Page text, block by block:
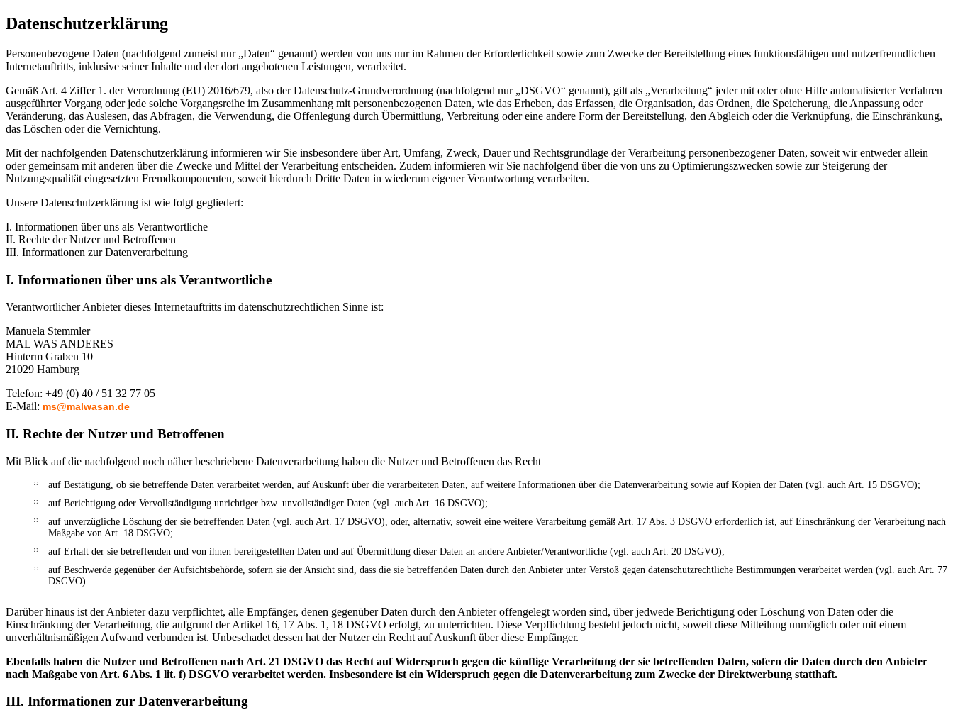
Datenschutzerklärung
Personenbezogene Daten (nachfolgend zumeist nur „Daten“ genannt) werden von uns nur im Rahmen der Erforderlichkeit sowie zum Zwecke der Bereitstellung eines funktionsfähigen und nutzerfreundlichen
Internetauftritts, inklusive seiner Inhalte und der dort angebotenen Leistungen, verarbeitet.
Gemäß Art. 4 Ziffer 1. der Verordnung (EU) 2016/679, also der Datenschutz-Grundverordnung (nachfolgend nur „DSGVO“ genannt), gilt als „Verarbeitung“ jeder mit oder ohne Hilfe automatisierter Verfahren
ausgeführter Vorgang oder jede solche Vorgangsreihe im Zusammenhang mit personenbezogenen Daten, wie das Erheben, das Erfassen, die Organisation, das Ordnen, die Speicherung, die Anpassung oder
Veränderung, das Auslesen, das Abfragen, die Verwendung, die Offenlegung durch Übermittlung, Verbreitung oder eine andere Form der Bereitstellung, den Abgleich oder die Verknüpfung, die Einschränkung,
das Löschen oder die Vernichtung.
Mit der nachfolgenden Datenschutzerklärung informieren wir Sie insbesondere über Art, Umfang, Zweck, Dauer und Rechtsgrundlage der Verarbeitung personenbezogener Daten, soweit wir entweder allein
oder gemeinsam mit anderen über die Zwecke und Mittel der Verarbeitung entscheiden. Zudem informieren wir Sie nachfolgend über die von uns zu Optimierungszwecken sowie zur Steigerung der
Nutzungsqualität eingesetzten Fremdkomponenten, soweit hierdurch Dritte Daten in wiederum eigener Verantwortung verarbeiten.
Unsere Datenschutzerklärung ist wie folgt gegliedert:
I. Informationen über uns als Verantwortliche
II. Rechte der Nutzer und Betroffenen
III. Informationen zur Datenverarbeitung
I. Informationen über uns als Verantwortliche
Verantwortlicher Anbieter dieses Internetauftritts im datenschutzrechtlichen Sinne ist:
Manuela Stemmler
MAL WAS ANDERES
Hinterm Graben 10
21029 Hamburg
Telefon: +49 (0) 40 / 51 32 77 05
E-Mail: ms@malwasan.de
II. Rechte der Nutzer und Betroffenen
Mit Blick auf die nachfolgend noch näher beschriebene Datenverarbeitung haben die Nutzer und Betroffenen das Recht
auf Bestätigung, ob sie betreffende Daten verarbeitet werden, auf Auskunft über die verarbeiteten Daten, auf weitere Informationen über die Datenverarbeitung sowie auf Kopien der Daten (vgl. auch Art. 15 DSGVO);
auf Berichtigung oder Vervollständigung unrichtiger bzw. unvollständiger Daten (vgl. auch Art. 16 DSGVO);
auf unverzügliche Löschung der sie betreffenden Daten (vgl. auch Art. 17 DSGVO), oder, alternativ, soweit eine weitere Verarbeitung gemäß Art. 17 Abs. 3 DSGVO erforderlich ist, auf Einschränkung der Verarbeitung nach
Maßgabe von Art. 18 DSGVO;
auf Erhalt der sie betreffenden und von ihnen bereitgestellten Daten und auf Übermittlung dieser Daten an andere Anbieter/Verantwortliche (vgl. auch Art. 20 DSGVO);
auf Beschwerde gegenüber der Aufsichtsbehörde, sofern sie der Ansicht sind, dass die sie betreffenden Daten durch den Anbieter unter Verstoß gegen datenschutzrechtliche Bestimmungen verarbeitet werden (vgl. auch Art. 77
DSGVO).
Darüber hinaus ist der Anbieter dazu verpflichtet, alle Empfänger, denen gegenüber Daten durch den Anbieter offengelegt worden sind, über jedwede Berichtigung oder Löschung von Daten oder die
Einschränkung der Verarbeitung, die aufgrund der Artikel 16, 17 Abs. 1, 18 DSGVO erfolgt, zu unterrichten. Diese Verpflichtung besteht jedoch nicht, soweit diese Mitteilung unmöglich oder mit einem
unverhältnismäßigen Aufwand verbunden ist. Unbeschadet dessen hat der Nutzer ein Recht auf Auskunft über diese Empfänger.
Ebenfalls haben die Nutzer und Betroffenen nach Art. 21 DSGVO das Recht auf Widerspruch gegen die künftige Verarbeitung der sie betreffenden Daten, sofern die Daten durch den Anbieter
nach Maßgabe von Art. 6 Abs. 1 lit. f) DSGVO verarbeitet werden. Insbesondere ist ein Widerspruch gegen die Datenverarbeitung zum Zwecke der Direktwerbung statthaft.
III. Informationen zur Datenverarbeitung